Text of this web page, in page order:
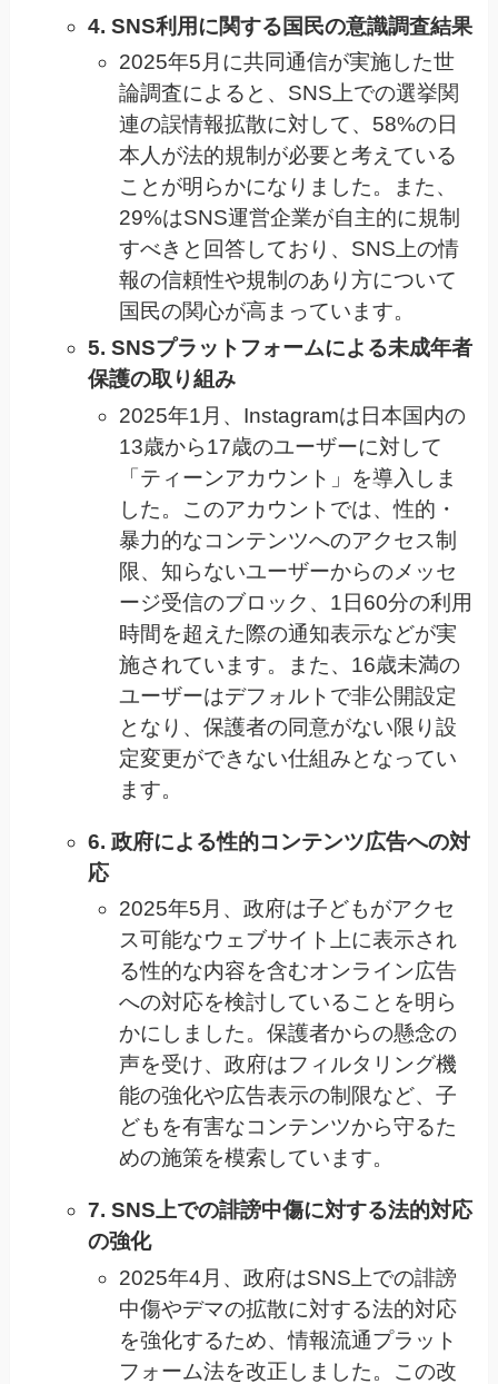
4. SNS利用に関する国民の意識調査結果
2025年5月に共同通信が実施した世
論調査によると、SNS上での選挙関
連の誤情報拡散に対して、58%の日
本人が法的規制が必要と考えている
ことが明らかになりました。また、
29%はSNS運営企業が自主的に規制
すべきと回答しており、SNS上の情
報の信頼性や規制のあり方について
国民の関心が高まっています。
5. SNSプラットフォームによる未成年者
保護の取り組み
2025年1月、Instagramは日本国内の
13歳から17歳のユーザーに対して
「ティーンアカウント」を導入しま
した。このアカウントでは、性的・
暴力的なコンテンツへのアクセス制
限、知らないユーザーからのメッセ
ージ受信のブロック、1日60分の利用
時間を超えた際の通知表示などが実
施されています。また、16歳未満の
ユーザーはデフォルトで非公開設定
となり、保護者の同意がない限り設
定変更ができない仕組みとなってい
ます。
6. 政府による性的コンテンツ広告への対
応
2025年5月、政府は子どもがアクセ
ス可能なウェブサイト上に表示され
る性的な内容を含むオンライン広告
への対応を検討していることを明ら
かにしました。保護者からの懸念の
声を受け、政府はフィルタリング機
能の強化や広告表示の制限など、子
どもを有害なコンテンツから守るた
めの施策を模索しています。
7. SNS上での誹謗中傷に対する法的対応
の強化
2025年4月、政府はSNS上での誹謗
中傷やデマの拡散に対する法的対応
を強化するため、情報流通プラット
フォーム法を改正しました。この改